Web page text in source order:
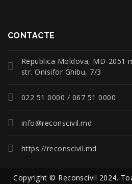
CONTACTE
Republica Moldova, MD-2051
str. Onisifor Ghibu, 7/3
022 51 0000 / 067 51 0000
info@reconscivil.md
https://reconscivil.md
Copyright © Reconscivil 2024.